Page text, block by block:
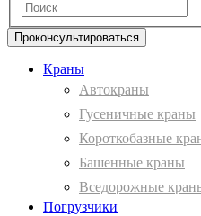
Проконсультироваться
Краны
Автокраны
Гусеничные краны
Короткобазные
Башенные краны
Вcедорожные
Погрузчики